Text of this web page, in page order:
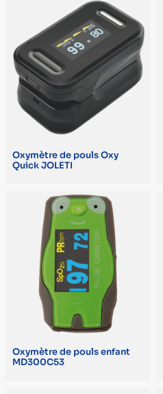
L. 4,9 x l. 2,8 x H. 2,8 cm (1)
L. 5,8 x l. 3,5 x H. 3 cm (1)
L. 5,9 x l. 3,7 x H. 3,5 cm (1)
L. 6 x l. 3,2 x H. 2,9 cm (1)
L. 6,1 x l. 3,1 x H. 3,3 cm (1)
L. 6,5 x l. 3,7 x H. 2,9 cm (1)
60 g (avec piles) (3)
230 g (2)
165 g (1)
33 g (sans les piles) (1)
35 g (1)
40 g (avec pile) (1)
Oxymètre de pouls Oxy
Quick JOLETI
Oxymètre de pouls enfant
MD300C53